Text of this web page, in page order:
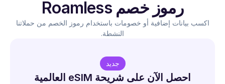
رموز خصم Roamless
اكسب بيانات إضافية أو خصومات باستخدام رموز الخصم من حملاتنا
النشطة.
جديد
احصل الآن على شريحة eSIM العالمية